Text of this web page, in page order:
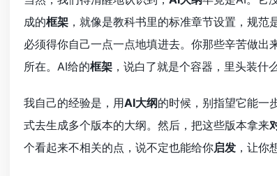
成的框架 ，就像是教科书里的标准章节设置，规
必须得你自己一点一点地填进去。你那些辛苦做
所在。AI给的框架 ，说白了就是个容器，里头装什
我自己的经验是，用AI大纲的时候，别指望它能一
式去生成多个版本的大纲。然后，把这些版本拿来
个看起来不相关的点，说不定也能给你启发 ，让你